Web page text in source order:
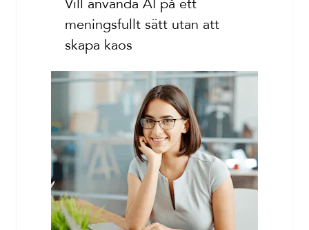
Vill använda AI på ett
meningsfullt sätt utan att
skapa kaos